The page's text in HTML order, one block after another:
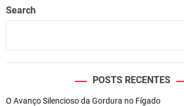
Search
POSTS RECENTES
O Avanço Silencioso da Gordura no Fígado